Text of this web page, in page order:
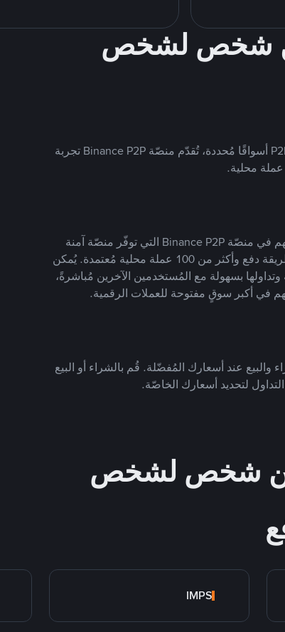
من شخص لشخص
بينما تستهدف العديد من منصّات تداول P2P أسواقًا مُحددة، تُقدّم منصّة Binance P2P تجربة
يضع ملايين المُستخدمين حول العالم ثقتهم في منصّة Binance P2P التي توفّر منصّة آمنة
لتداول العملات الرقمية بأكثر من 800 طريقة دفع وأكثر من 100 عملة محلية مُعتمدة. يُمكن
بسهولة مع المُستخدمين الآخرين مُباشرةً،
في أكبر سوقٍ مفتوحة للعملات الرقمية.
والبيع عند أسعارك المُفضّلة. قُم بالشراء أو البيع
لتحديد أسعارك الخاصّة.
من شخص لشخص
IMPS